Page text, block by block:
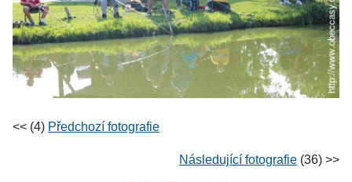
<< (4) Předchozí fotografie
Následující fotografie (36) >>